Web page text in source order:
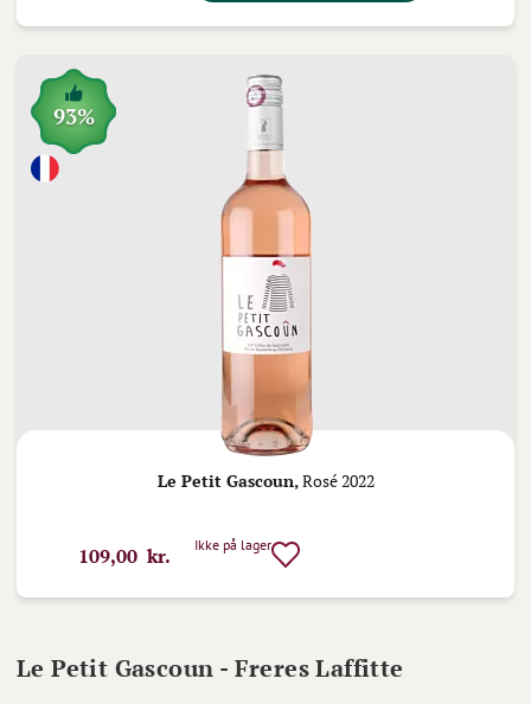
93%
Le Petit Gascoun,Rosé 2022
109,00 kr. Ikke på lager
Le Petit Gascoun - Freres Laffitte